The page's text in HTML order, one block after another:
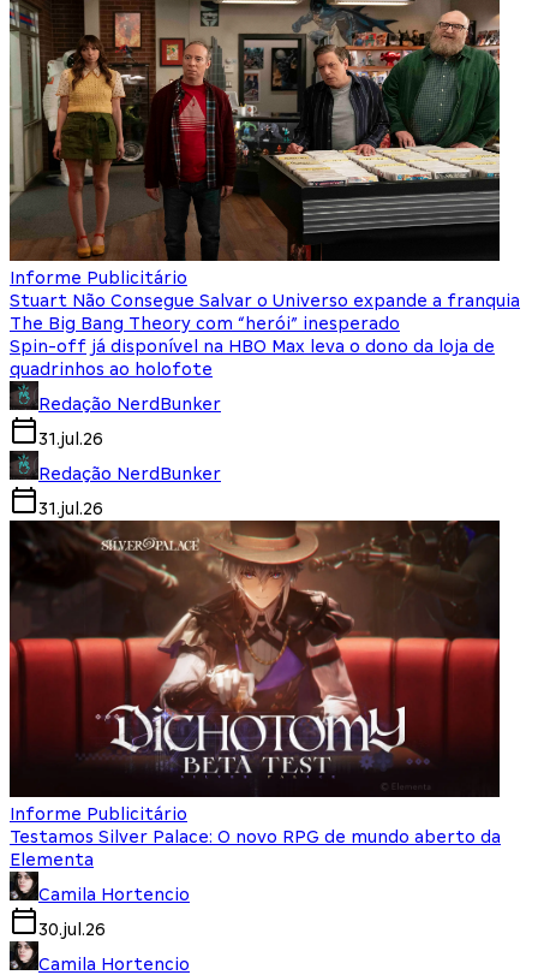
Informe Publicitário
Stuart Não Consegue Salvar o Universo expande a franquia
The Big Bang Theory com “herói” inesperado
Spin-off já disponível na HBO Max leva o dono da loja de
quadrinhos ao holofote
Redação NerdBunker
31.jul.26
Redação NerdBunker
31.jul.26
Informe Publicitário
Testamos Silver Palace: O novo RPG de mundo aberto da
Elementa
Camila Hortencio
30.jul.26
Camila Hortencio